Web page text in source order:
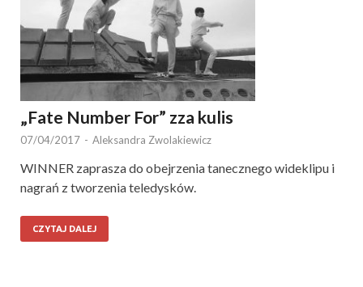
„Fate Number For” zza kulis
07/04/2017 - Aleksandra Zwolakiewicz
WINNER zaprasza do obejrzenia tanecznego wideklipu i
nagrań z tworzenia teledysków.
CZYTAJ DALEJ